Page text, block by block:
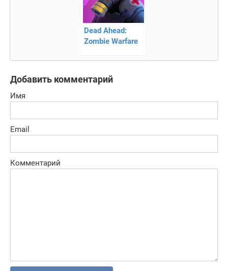
Dead Ahead:
Zombie Warfare
зомби!
Добавить комментарий
Имя
Email
Комментарий